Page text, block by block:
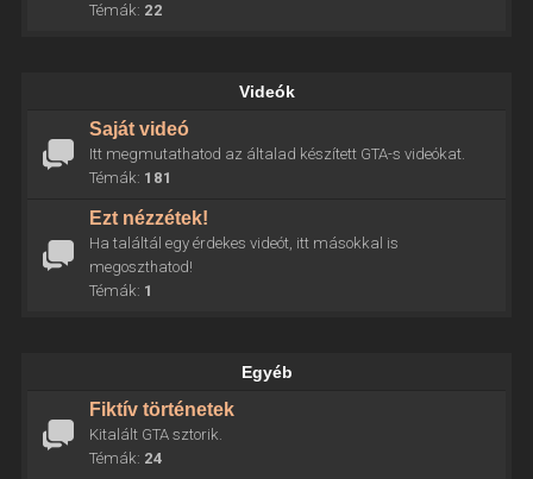
Témák: 22
Videók
Saját videó
Itt megmutathatod az általad készített GTA-s videókat.
Témák: 181
Ezt nézzétek!
Ha találtál egy érdekes videót, itt másokkal is
megoszthatod!
Témák: 1
Egyéb
Fiktív történetek
Kitalált GTA sztorik.
Témák: 24